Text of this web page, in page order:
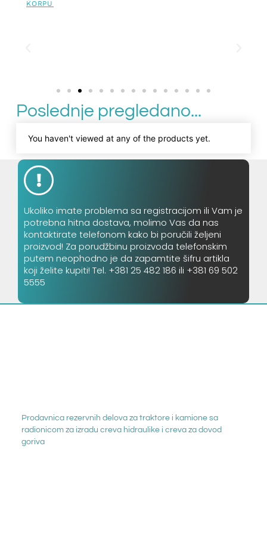
KORPU
Poslednje pregledano...
You haven't viewed at any of the products yet.
Ukoliko imate problema sa registracijom ili Vam je
potrebna hitna dostava, molimo Vas da nas
kontaktirate telefonom kako bi poručili željeni
proizvod! Za porudžbinu proizvoda telefonskim
putem neophodno je da zapamtite šifru artikla
koji želite kupiti! Tel. +381 25 482 186 ili +381 69 502
5555
Prodavnica rezervnih delova za traktore i kamione sa
radionicom za izradu creva hidraulike i creva za dovod
goriva